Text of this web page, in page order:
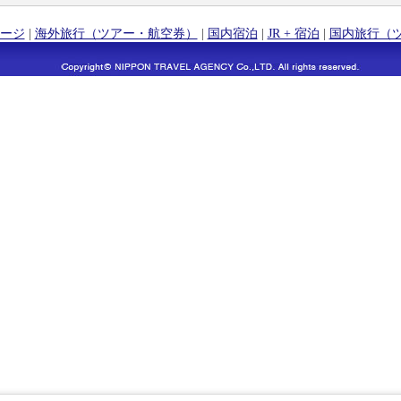
ジ | 海外旅行（ツアー・航空券） | 国内宿泊 | JR + 宿泊 | 国内旅行（